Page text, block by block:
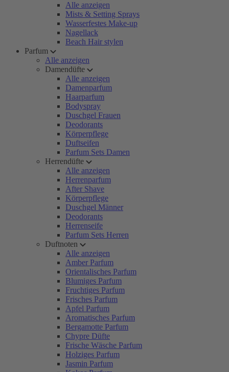
Alle anzeigen
Mists & Setting Sprays
Wasserfestes Make-up
Nagellack
Beach Hair stylen
Parfum
Alle anzeigen
Damendüfte
Alle anzeigen
Damenparfum
Haarparfum
Bodyspray
Duschgel Frauen
Deodorants
Körperpflege
Duftseifen
Parfum Sets Damen
Herrendüfte
Alle anzeigen
Herrenparfum
After Shave
Körperpflege
Duschgel Männer
Deodorants
Herrenseife
Parfum Sets Herren
Duftnoten
Alle anzeigen
Amber Parfum
Orientalisches Parfum
Blumiges Parfum
Fruchtiges Parfum
Frisches Parfum
Apfel Parfum
Aromatisches Parfum
Bergamotte Parfum
Chypre Düfte
Frische Wäsche Parfum
Holziges Parfum
Jasmin Parfum